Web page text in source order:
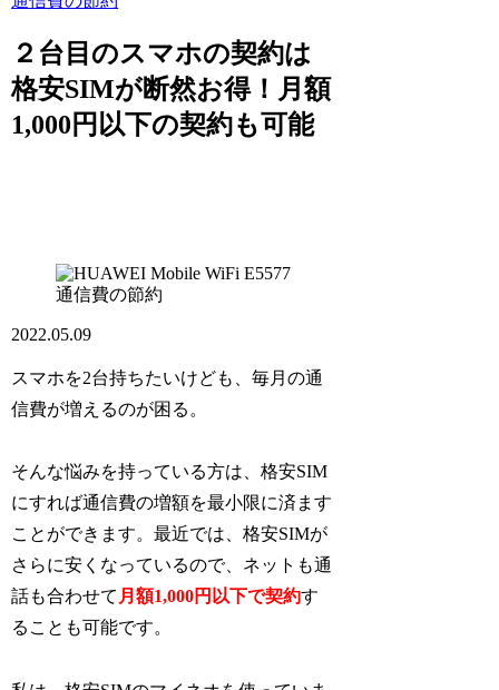
２台目のスマホの契約は
格安SIMが断然お得！月額
1,000円以下の契約も可能
通信費の節約
2022.05.09
スマホを2台持ちたいけども、毎月の通
信費が増えるのが困る。
そんな悩みを持っている方は、格安SIM
にすれば通信費の増額を最小限に済ます
ことができます。最近では、格安SIMが
さらに安くなっているので、ネットも通
話も合わせて 月額1,000円以下で契約す
ることも可能です。